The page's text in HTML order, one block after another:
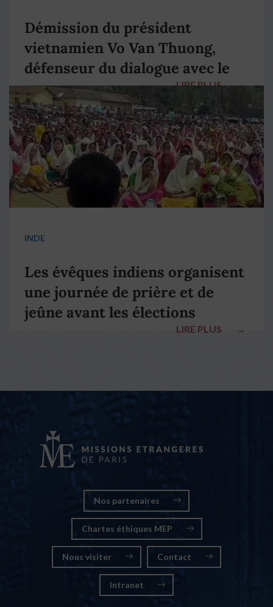
Démission du président
vietnamien Vo Van Thuong,
défenseur du dialogue avec le
pape François
LIRE PLUS →
INDE
Les évêques indiens organisent
une journée de prière et de
jeûne avant les élections
LIRE PLUS →
Nos partenaires
Chartes éthiques MEP
Nous visiter Contact
Intranet